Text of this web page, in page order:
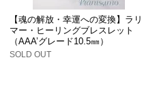
【魂の解放・幸運への変換】ラリ
マー・ヒーリングブレスレット
（AAA’グレード10.5㎜）
SOLD OUT